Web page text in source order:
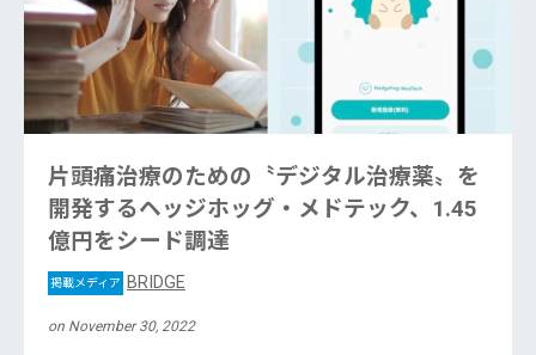
片頭痛治療のための〝デジタル治療薬〟を
開発するヘッジホッグ・メドテック、1.45
億円をシード調達
掲載メディア BRIDGE
on November 30, 2022